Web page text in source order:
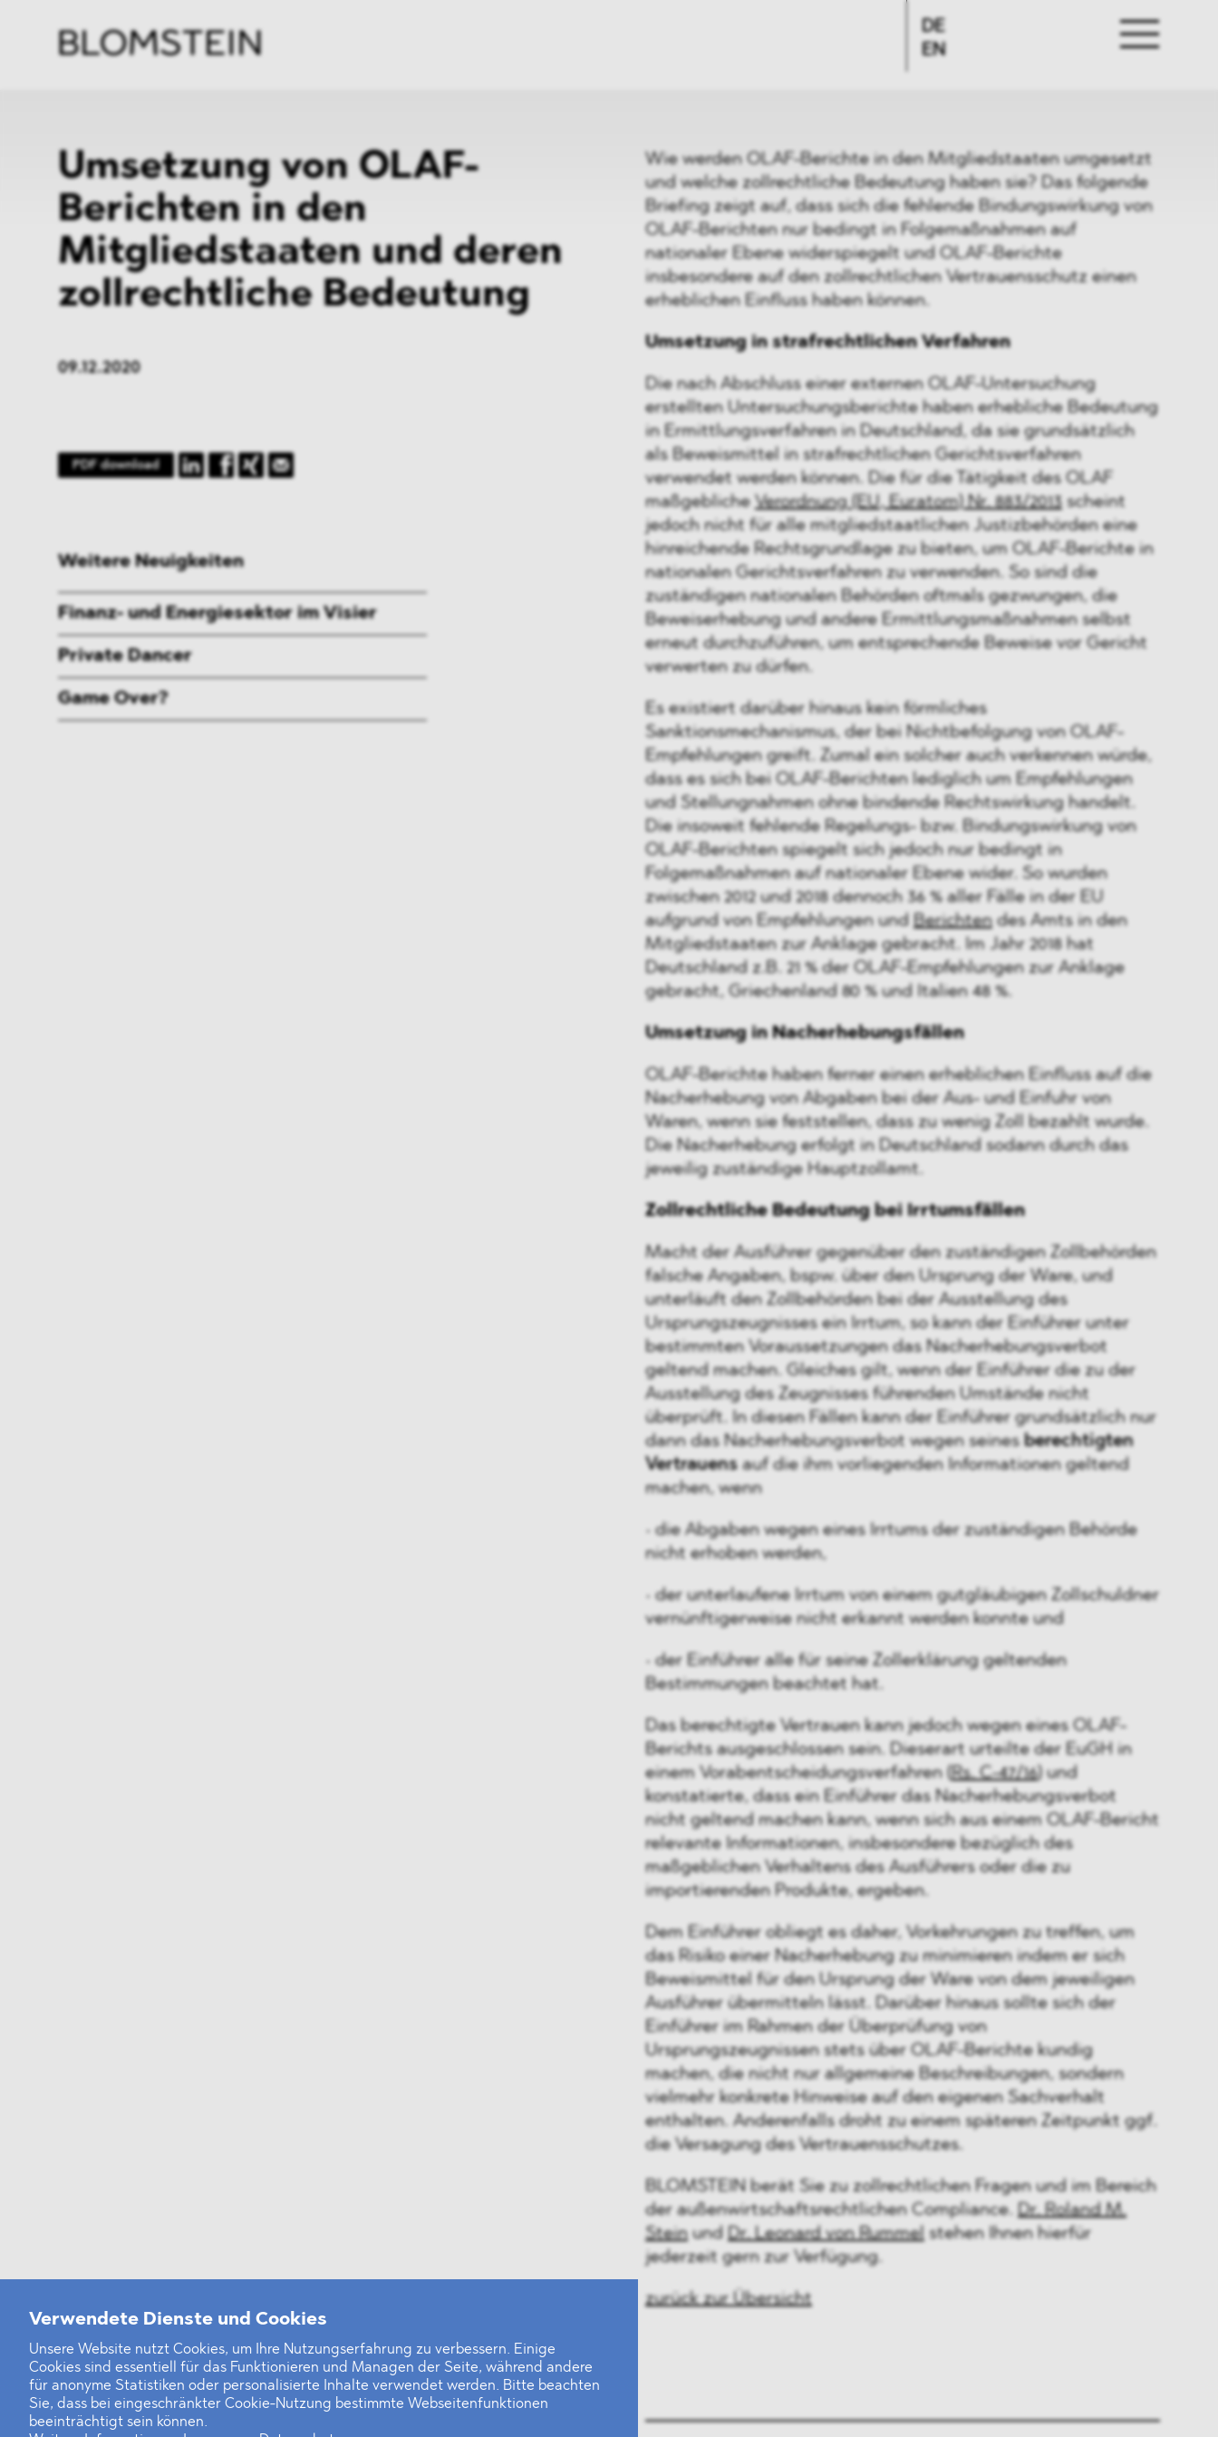
Verwendete Dienste und Cookies
Unsere Website nutzt Cookies, um Ihre Nutzungserfahrung zu verbessern. Einige
Cookies sind essentiell für das Funktionieren und Managen der Seite, während andere
für anonyme Statistiken oder personalisierte Inhalte verwendet werden. Bitte beachten
Sie, dass bei eingeschränkter Cookie-Nutzung bestimmte Webseitenfunktionen
beeinträchtigt sein können.
DE
EN
Umsetzung von OLAF-
Berichten in den
Mitgliedstaaten und deren
zollrechtliche Bedeutung
09.12.2020
PDF download
Wie werden OLAF-Berichte in den Mitgliedstaaten umgesetzt
und welche zollrechtliche Bedeutung haben sie? Das folgende
Briefing zeigt auf, dass sich die fehlende Bindungswirkung von
OLAF-Berichten nur bedingt in Folgemaßnahmen auf
nationaler Ebene widerspiegelt und OLAF-Berichte
insbesondere auf den zollrechtlichen Vertrauensschutz einen
erheblichen Einfluss haben können.
Umsetzung in strafrechtlichen Verfahren
Die nach Abschluss einer externen OLAF-Untersuchung
erstellten Untersuchungsberichte haben erhebliche Bedeutung
in Ermittlungsverfahren in Deutschland, da sie grundsätzlich
als Beweismittel in strafrechtlichen Gerichtsverfahren
verwendet werden können. Die für die Tätigkeit des OLAF
maßgeblicheVerordnung (EU, Euratom) Nr. 883/2013scheint
jedoch nicht für alle mitgliedstaatlichen Justizbehörden eine
hinreichende Rechtsgrundlage zu bieten, um OLAF-Berichte in
nationalen Gerichtsverfahren zu verwenden. So sind die
zuständigen nationalen Behörden oftmals gezwungen, die
Beweiserhebung und andere Ermittlungsmaßnahmen selbst
erneut durchzuführen, um entsprechende Beweise vor Gericht
verwerten zu dürfen.
Es existiert darüber hinaus kein förmliches
Sanktionsmechanismus, der bei Nichtbefolgung von OLAF-
Empfehlungen greift. Zumal ein solcher auch verkennen würde,
dass es sich bei OLAF-Berichten lediglich um Empfehlungen
und Stellungnahmen ohne bindende Rechtswirkung handelt.
Die insoweit fehlende Regelungs- bzw. Bindungswirkung von
OLAF-Berichten spiegelt sich jedoch nur bedingt in
Folgemaßnahmen auf nationaler Ebene wider. So wurden
zwischen 2012 und 2018 dennoch 36 % aller Fälle in der EU
aufgrund von Empfehlungen und Berichtendes Amts in den
Mitgliedstaaten zur Anklage gebracht. Im Jahr 2018 hat
Deutschland z.B. 21 % der OLAF-Empfehlungen zur Anklage
gebracht, Griechenland 80 % und Italien 48 %.
Umsetzung in Nacherhebungsfällen
OLAF-Berichte haben ferner einen erheblichen Einfluss auf die
Nacherhebung von Abgaben bei der Aus- und Einfuhr von
Waren, wenn sie feststellen, dass zu wenig Zoll bezahlt wurde.
Die Nacherhebung erfolgt in Deutschland sodann durch das
jeweilig zuständige Hauptzollamt.
Zollrechtliche Bedeutung bei Irrtumsfällen
Macht der Ausführer gegenüber den zuständigen Zollbehörden
falsche Angaben, bspw. über den Ursprung der Ware, und
unterläuft den Zollbehörden bei der Ausstellung des
Ursprungszeugnisses ein Irrtum, so kann der Einführer unter
bestimmten Voraussetzungen das Nacherhebungsverbot
geltend machen. Gleiches gilt, wenn der Einführer die zu der
Ausstellung des Zeugnisses führenden Umstände nicht
überprüft. In diesen Fällen kann der Einführer grundsätzlich nur
dann das Nacherhebungsverbot wegen seinesberechtigten
Vertrauensauf die ihm vorliegenden Informationen geltend
machen, wenn
• die Abgaben wegen eines Irrtums der zuständigen Behörde
nicht erhoben werden,
• der unterlaufene Irrtum von einem gutgläubigen Zollschuldner
vernünftigerweise nicht erkannt werden konnte und
• der Einführer alle für seine Zollerklärung geltenden
Bestimmungen beachtet hat.
Das berechtigte Vertrauen kann jedoch wegen eines OLAF-
Berichts ausgeschlossen sein. Dieserart urteilte der EuGH in
einem Vorabentscheidungsverfahren (
Rs. C-47/16) und
konstatierte, dass ein Einführer das Nacherhebungsverbot
nicht geltend machen kann, wenn sich aus einem OLAF-Bericht
relevante Informationen, insbesondere bezüglich des
maßgeblichen Verhaltens des Ausführers oder die zu
importierenden Produkte, ergeben.
Dem Einführer obliegt es daher, Vorkehrungen zu treffen, um
das Risiko einer Nacherhebung zu minimieren indem er sich
Beweismittel für den Ursprung der Ware von dem jeweiligen
Ausführer übermitteln lässt. Darüber hinaus sollte sich der
Einführer im Rahmen der Überprüfung von
Ursprungszeugnissen stets über OLAF-Berichte kundig
machen, die nicht nur allgemeine Beschreibungen, sondern
vielmehr konkrete Hinweise auf den eigenen Sachverhalt
enthalten. Anderenfalls droht zu einem späteren Zeitpunkt ggf.
die Versagung des Vertrauensschutzes.
BLOMSTEIN berät Sie zu zollrechtlichen Fragen und im Bereich
der außenwirtschaftsrechtlichen Compliance. Dr. Roland M.
Steinund Dr. Leonard von Rummel stehen Ihnen hierfür
jederzeit gern zur Verfügung.
zurück zur Übersicht
Weitere Neuigkeiten
Finanz- und Energiesektor im Visier
Private Dancer
Game Over?